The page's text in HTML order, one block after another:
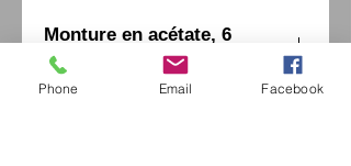
Monture en acétate, 6
couleurs - 3 tailles
Phone Email Facebook